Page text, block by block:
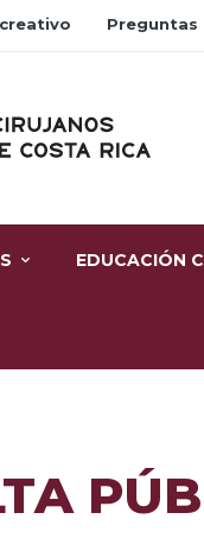
Preguntas
EDUCACIÓN